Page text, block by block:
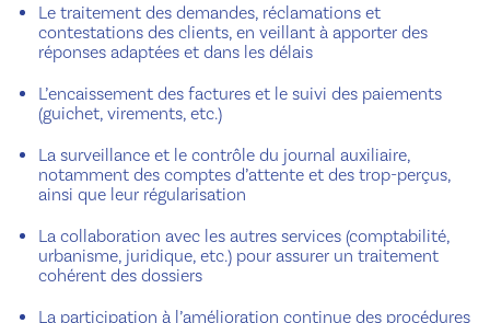
Le traitement des demandes, réclamations et
contestations des clients, en veillant à apporter des
réponses adaptées et dans les délais
L’encaissement des factures et le suivi des paiements
(guichet, virements, etc.)
La surveillance et le contrôle du journal auxiliaire,
notamment des comptes d’attente et des trop-perçus,
ainsi que leur régularisation
La collaboration avec les autres services (comptabilité,
urbanisme, juridique, etc.) pour assurer un traitement
cohérent des dossiers
La participation à l’amélioration continue des procédures